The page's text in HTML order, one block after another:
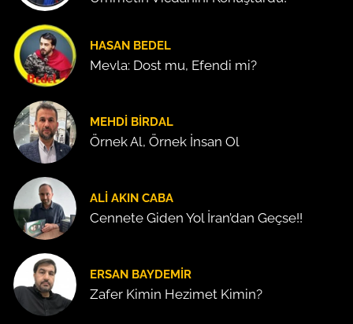
HASAN BEDEL
Mevla: Dost mu, Efendi mi?
MEHDI BIRDAL
Örnek Al, Örnek İnsan Ol
ALI AKIN CABA
Cennete Giden Yol İran’dan Geçse!!
ERSAN BAYDEMIR
Zafer Kimin Hezimet Kimin?